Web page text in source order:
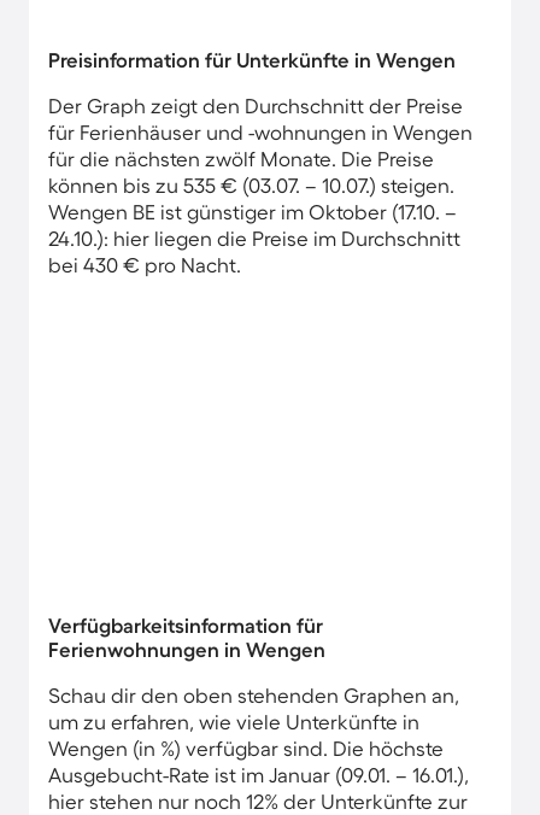
Preisinformation für Unterkünfte in Wengen
Der Graph zeigt den Durchschnitt der Preise
für Ferienhäuser und -wohnungen in Wengen
für die nächsten zwölf Monate. Die Preise
können bis zu 535 € (03.07. – 10.07.) steigen.
Wengen BE ist günstiger im Oktober (17.10. –
24.10.): hier liegen die Preise im Durchschnitt
bei 430 € pro Nacht.
Verfügbarkeitsinformation für
Ferienwohnungen in Wengen
Schau dir den oben stehenden Graphen an,
um zu erfahren, wie viele Unterkünfte in
Wengen (in %) verfügbar sind. Die höchste
Ausgebucht-Rate ist im Januar (09.01. – 16.01.),
hier stehen nur noch 12% der Unterkünfte zur